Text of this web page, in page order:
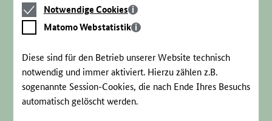
Notwendige
Cookies
Notwendige Cookies
Matomo
Webstatistik
Matomo Webstatistik
Diese sind für den Betrieb unserer Website technisch
notwendig und immer aktiviert. Hierzu zählen z.B.
sogenannte Session-Cookies, die nach Ende Ihres Besuchs
automatisch gelöscht werden.